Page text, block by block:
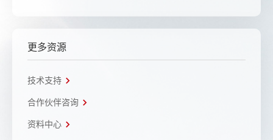
更多资源
技术支持
合作伙伴咨询
资料中心